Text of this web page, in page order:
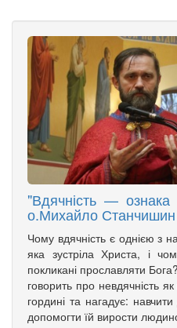
"Вдячність — ознака
о.Михайло Станчишин
Чому вдячність є однією з
яка зустріла Христа, і
покликані прославляти
говорить про невдячність
гордині та нагадує:
допомогти їй вирости